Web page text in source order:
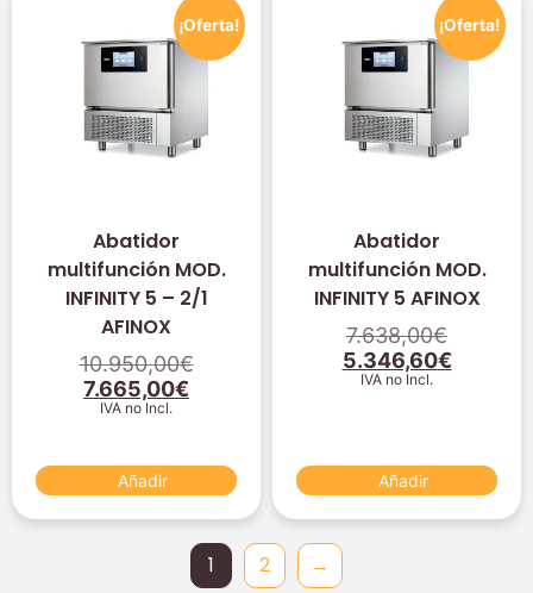
¡Oferta!
Abatidor
multifunción MOD.
INFINITY 5 – 2/1
AFINOX
10.950,00€
7.665,00€
IVA no Incl.
Añadir
¡Oferta!
Abatidor
multifunción MOD.
INFINITY 5 AFINOX
7.638,00€
5.346,60€
IVA no Incl.
Añadir
1 2 →